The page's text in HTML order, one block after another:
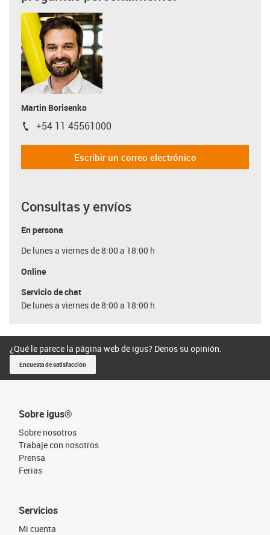
Martin Borisenko
igus-icon-phone
+54 11 45561000
Escribir un correo electrónico
Consultas y envíos
En persona
De lunes a viernes de 8:00 a 18:00 h
Online
Servicio de chat
De lunes a viernes de 8:00 a 18:00 h
¿Qué le parece la página web de igus? Denos su opinión.
Encuesta de satisfacción
Sobre igus®
Sobre nosotros
Trabaje con nosotros
Prensa
Ferias
Servicios
Mi cuenta